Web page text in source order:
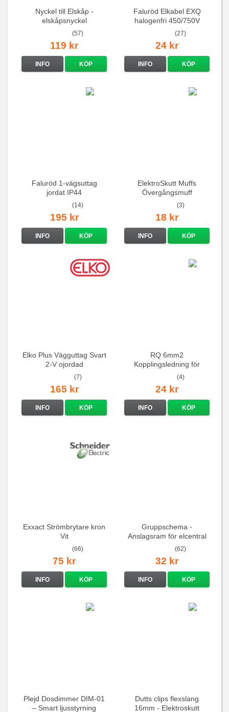
Nyckel till Elskåp -
elskåpsnyckel
(57)
119 kr
INFO KÖP
Faluröd Elkabel EXQ
halogenfri 450/750V
(27)
24 kr
INFO KÖP
Faluröd 1-vägsuttag
jordat IP44
(14)
195 kr
INFO KÖP
ElektroSkutt Muffs
Övergångsmuff
(3)
18 kr
INFO KÖP
Elko Plus Vägguttag Svart
2-V ojordad
(7)
165 kr
INFO KÖP
RQ 6mm2
Kopplingsledning för
elcentraler mm
(4)
24 kr
INFO KÖP
Exxact Strömbrytare kron
Vit
(66)
75 kr
INFO KÖP
Gruppschema -
Anslagsram för elcentral
(62)
32 kr
INFO KÖP
Plejd Dosdimmer DIM-01
– Smart ljusstyrning
Dutts clips flexslang
16mm - Elektroskutt